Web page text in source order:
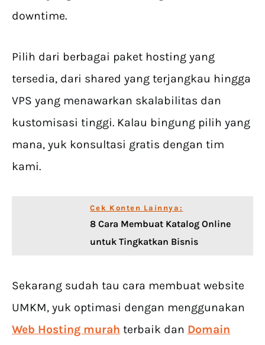
downtime.
Pilih dari berbagai paket hosting yang
tersedia, dari shared yang terjangkau hingga
VPS yang menawarkan skalabilitas dan
kustomisasi tinggi. Kalau bingung pilih yang
mana, yuk konsultasi gratis dengan tim
kami.
Cek Konten Lainnya:
8 Cara Membuat Katalog Online
untuk Tingkatkan Bisnis
Sekarang sudah tau cara membuat website
UMKM, yuk optimasi dengan menggunakan
Web Hosting murah terbaik dan Domain